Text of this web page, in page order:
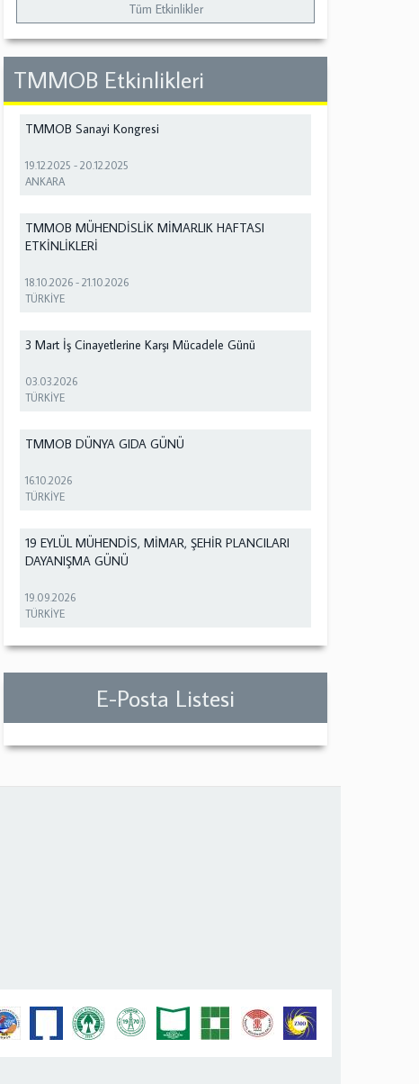
Tüm Etkinlikler
TMMOB Etkinlikleri
TMMOB Sanayi Kongresi
19.12.2025 -20.12.2025
ANKARA
TMMOB MÜHENDİSLİK MİMARLIK HAFTASI
ETKİNLİKLERİ
18.10.2026 -21.10.2026
TÜRKİYE
3 Mart İş Cinayetlerine Karşı Mücadele Günü
03.03.2026
TÜRKİYE
TMMOB DÜNYA GIDA GÜNÜ
16.10.2026
TÜRKİYE
19 EYLÜL MÜHENDİS, MİMAR, ŞEHİR PLANCILARI
DAYANIŞMA GÜNÜ
19.09.2026
TÜRKİYE
E-Posta Listesi